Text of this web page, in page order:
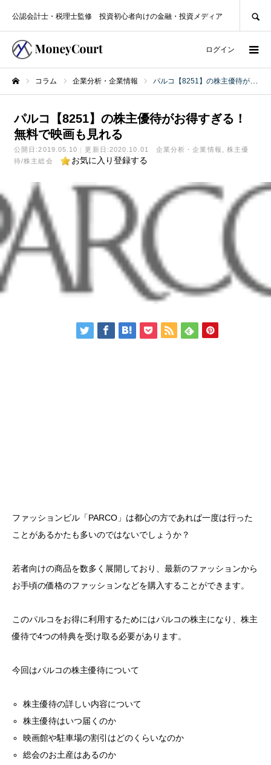
公認会計士・税理士監修 投資初心者向けの金融・投資メディア
ログイン
コラム 企業分析・企業情報 パルコ【8251】の株主優待がお得すぎる！無料で映画も見れる
パルコ【8251】の株主優待がお得すぎる！
無料で映画も見れる
公開日:2019.05.10 更新日:2020.10.01 企業分析・企業情報
株主優
待/株主総会
お気に入り登録する
ファッションビル「PARCO」は都心の方であれば一度は行った
ことがあるかたも多いのではないでしょうか？
若者向けの商品を数多く展開しており、最新のファッションから
お手頃の価格のファッションなどを購入することができます。
このパルコをお得に利用するためにはパルコの株主になり、株主
優待で4つの特典を受け取る必要があります。
今回はパルコの株主優待について
株主優待の詳しい内容について
株主優待はいつ届くのか
映画館や駐車場の割引はどのくらいなのか
総会のお土産はあるのか